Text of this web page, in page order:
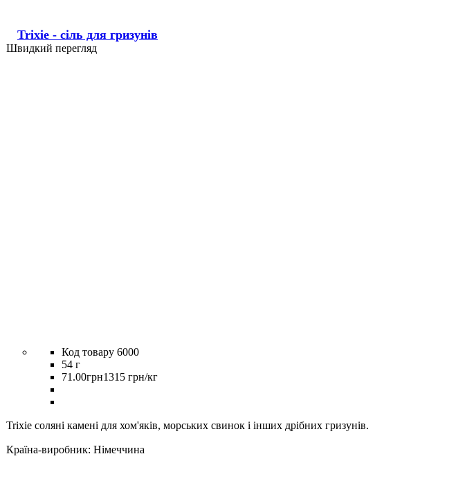
Trixie - сіль для гризунів
Швидкий перегляд
6000
54 г
71 .00грн1315 грн/кг
Trixie соляні камені для хом'яків, морських свинок і інших дрібних гризунів.
Країна-виробник: Німеччина